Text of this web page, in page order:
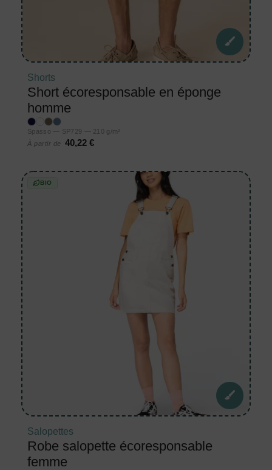
Shorts
Short écoresponsable en éponge
homme
Spasso — SP729 — 210 g/m²
À partir de
40,22 €
BIO
Salopettes
Robe salopette écoresponsable
femme